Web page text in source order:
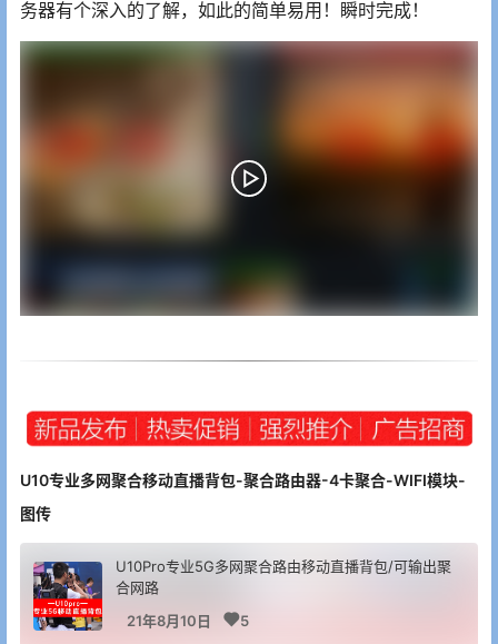
务器有个深入的了解，如此的简单易用！瞬时完成！
U10专业多网聚合移动直播背包-聚合路由器-4卡聚合-WIFI模块-
图传
U10Pro专业5G多网聚合路由移动直播背包/可输出聚
合网路
21年8月10日
5